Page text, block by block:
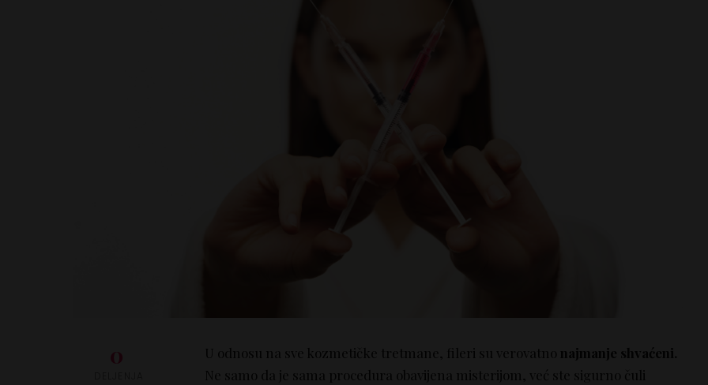
0 U odnosu na sve kozmetičke tretmane, fileri su verovatno najmanje shvaćeni.
Ne samo da je sama procedura obavijena misterijom, već ste sigurno čuli